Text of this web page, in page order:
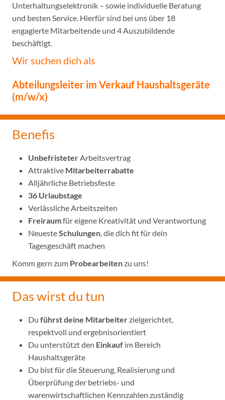
Unterhaltungselektronik – sowie individuelle Beratung
und besten Service. Hierfür sind bei uns über 18
engagierte Mitarbeitende und 4 Auszubildende
beschäftigt.
Wir suchen dich als
Abteilungsleiter im Verkauf Haushaltsgeräte
(m/w/x)
Benefis
UnbefristeterArbeitsvertrag
Attraktive Mitarbeiterrabatte
Alljährliche Betriebsfeste
36 Urlaubstage
Verlässliche Arbeitszeiten
Freiraumfür eigene Kreativität und Verantwortung
NeuesteSchulungen, die dich fit für dein
Tagesgeschäft machen
Komm gern zum Probearbeitenzu uns!
Das wirst du tun
Du führst deine Mitarbeiterzielgerichtet,
respektvoll und ergebnisorientiert
Du unterstützt den Einkauf im Bereich
Haushaltsgeräte
Du bist für die Steuerung, Realisierung und
Überprüfung der betriebs- und
warenwirtschaftlichen Kennzahlen zuständig